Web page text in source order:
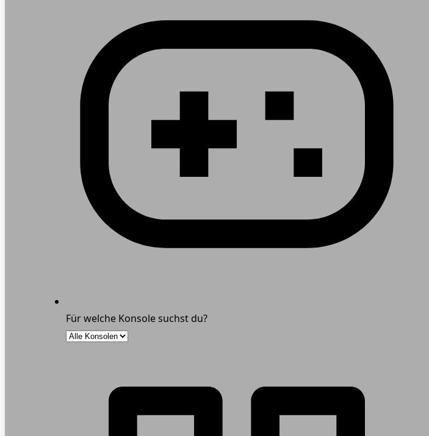
Für welche Konsole suchst du?